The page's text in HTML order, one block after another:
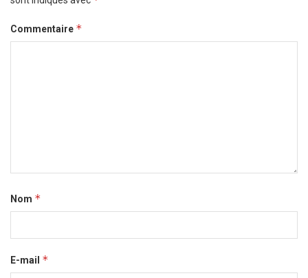
Commentaire *
Nom *
E-mail *